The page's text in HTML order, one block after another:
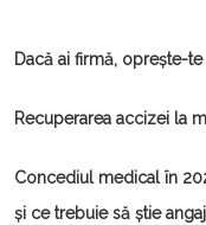
Dacă ai firmă, oprește-
Recuperarea accizei la
Concediul medical în
și ce trebuie să știe